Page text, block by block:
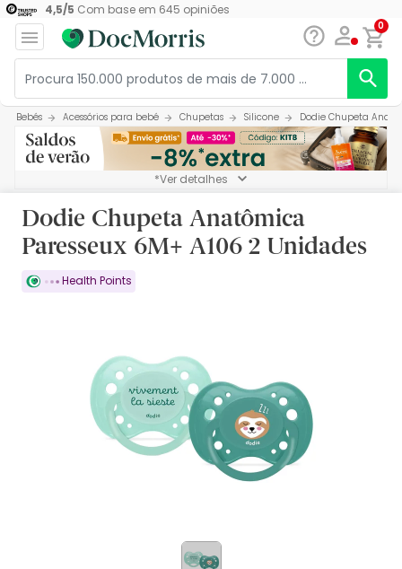
4,5/5 Com base em 645 opiniões
0
Bebés Acessórios para bebé Chupetas Silicone Dodie Chupeta
*Ver detalhes
Dodie Chupeta Anatômica
Paresseux 6M+ A106 2 Unidades
Health Points